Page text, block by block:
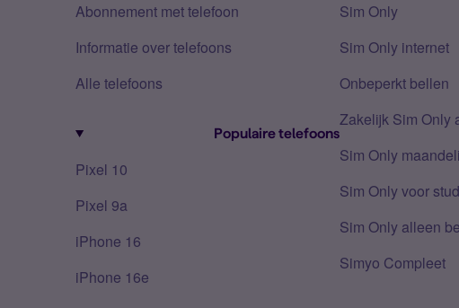
Abonnement met telefoon
Informatie over telefoons
Alle telefoons
Populaire telefoons
Pixel 10
Pixel 9a
iPhone 16
iPhone 16e
Sim Only
Sim Only internet
Onbeperkt bellen
Zakelijk Sim Only
Sim Only
Sim Only voor
Sim Only alleen
Simyo Compleet